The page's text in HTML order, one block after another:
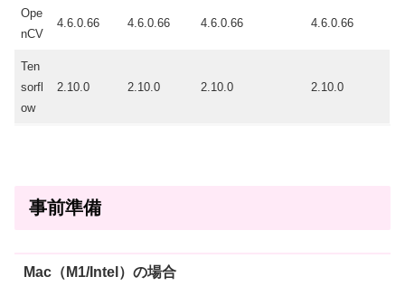
Ope
nCV
4.6.0.66 4.6.0.66 4.6.0.66 4.6.0.66
Ten
sorfl
ow
2.10.0 2.10.0 2.10.0 2.10.0
事前準備
Mac（M1/Intel）の場合